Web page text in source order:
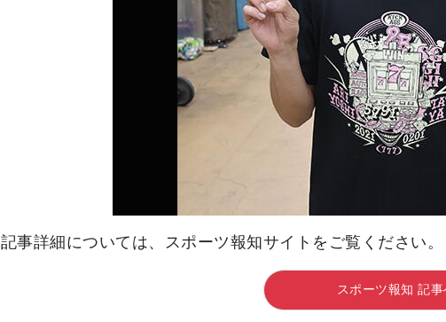
記事詳細については、スポーツ報知サイトをご覧ください。
スポーツ報知 記事